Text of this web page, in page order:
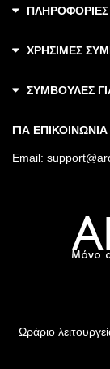
ΠΛΗΡΟΦΟΡΙΕΣ
ΧΡΗΣΙΜΕΣ
ΣΥΜΒΟΥΛΕΣ
ΓΙΑ
Email:
Ωράριο